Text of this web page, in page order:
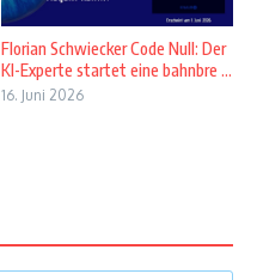
Florian Schwiecker Code Null: Der
KI-Experte startet eine bahnbre ...
16. Juni 2026